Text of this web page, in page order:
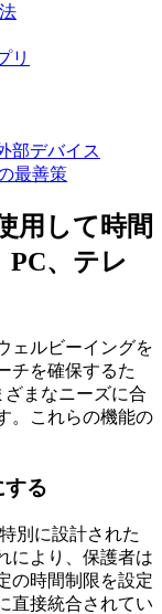
リ
部デバイス
最善策
用して時間
PC、テレ
ェルビーイングを
チを確保するた
ざまなニーズに合
。これらの機能の
する
別に設計された
により、保護者は
の時間制限を設定
直接統合されてい